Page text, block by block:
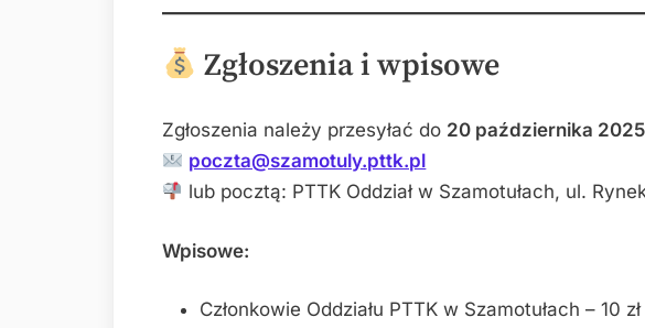
Zgłoszenia i wpisowe
Zgłoszenia należy przesyłać do 20 października
poczta@szamotuly.pttk.pl
lub pocztą: PTTK Oddział w Szamotułach, ul.
Wpisowe:
Członkowie Oddziału PTTK w Szamotułach – 10 zł